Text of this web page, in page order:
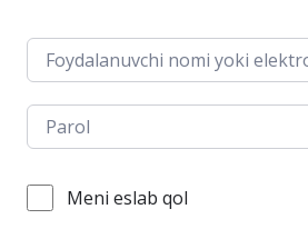
Meni eslab qol